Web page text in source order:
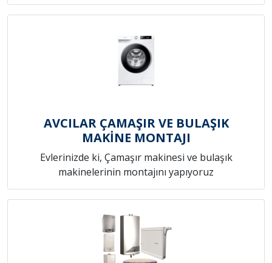
AVCILAR ÇAMAŞIR VE BULAŞIK
MAKİNE MONTAJI
Evlerinizde ki, Çamaşır makinesi ve bulaşık
makinelerinin montajını yapıyoruz